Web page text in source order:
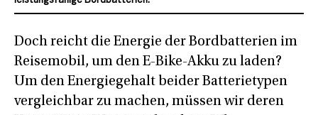
Doch reicht die Energie der Bordbatterien im
Reisemobil, um den E-Bike-Akku zu laden?
Um den Energiegehalt beider Batterietypen
vergleichbar zu machen, müssen wir deren